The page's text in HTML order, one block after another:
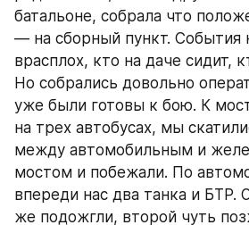
батальоне, собрала что
— на сборный пункт. События
врасплох, кто на даче сидит,
Но собрались довольно
уже были готовы к бою. К
на трех автобусах, мы
между автомобильным и
мостом и побежали. По
впереди нас два танка и БТР.
же подожгли, второй чуть